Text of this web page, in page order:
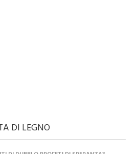
DI LEGNO